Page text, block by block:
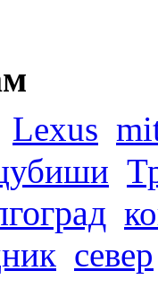
Lexus
север